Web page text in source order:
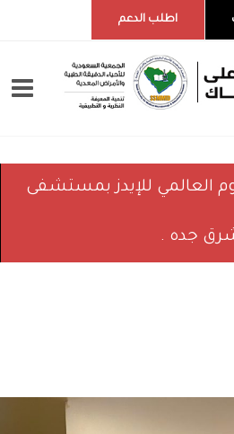
اطلب الدعم
العالمي للإيدز بمستشفى
جده .